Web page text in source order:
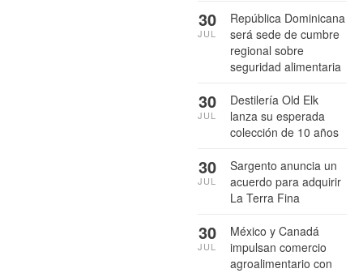
República Dominicana
será sede de cumbre
regional sobre
seguridad alimentaria
30
JUL
Destilería Old Elk
lanza su esperada
colección de 10 años
30
JUL
Sargento anuncia un
acuerdo para adquirir
La Terra Fina
30
JUL
México y Canadá
impulsan comercio
agroalimentario con
30
JUL